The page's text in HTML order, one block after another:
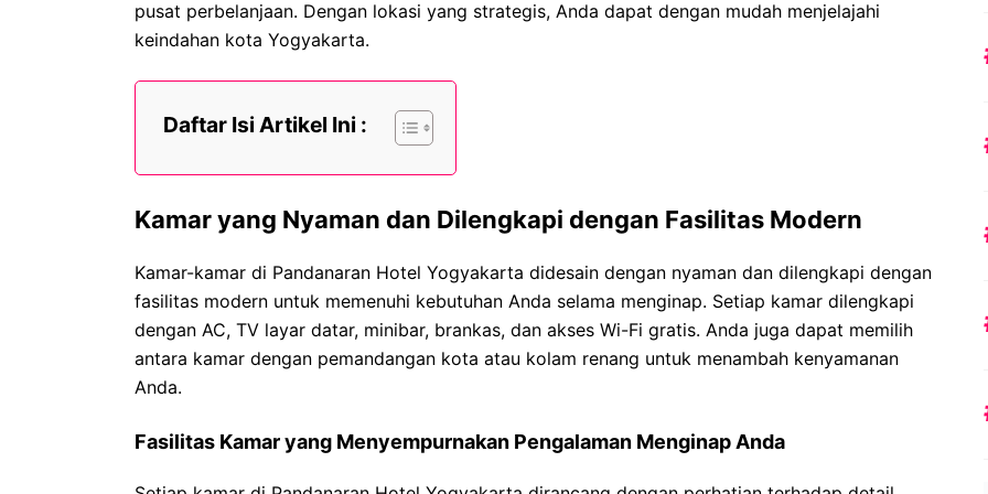
pusat perbelanjaan. Dengan lokasi yang strategis, Anda dapat dengan mudah menjelajahi
keindahan kota Yogyakarta.
Daftar Isi Artikel Ini :
Kamar yang Nyaman dan Dilengkapi dengan Fasilitas Modern
Kamar-kamar di Pandanaran Hotel Yogyakarta didesain dengan nyaman dan dilengkapi dengan
fasilitas modern untuk memenuhi kebutuhan Anda selama menginap. Setiap kamar dilengkapi
dengan AC, TV layar datar, minibar, brankas, dan akses Wi-Fi gratis. Anda juga dapat memilih
antara kamar dengan pemandangan kota atau kolam renang untuk menambah kenyamanan
Anda.
Fasilitas Kamar yang Menyempurnakan Pengalaman Menginap Anda